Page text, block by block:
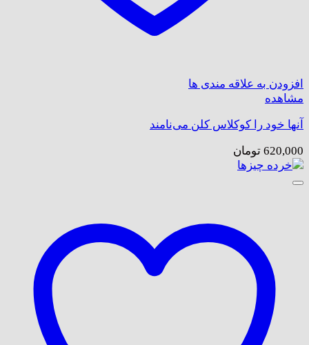
افزودن به علاقه مندی ها
مشاهده
آنها خود را کوکلاس کلن می‌نامند
620,000 تومان